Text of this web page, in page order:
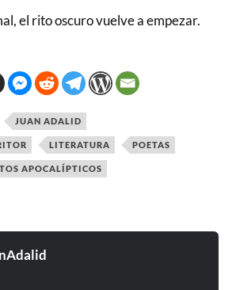
el rito oscuro vuelve a empezar.
JUAN ADALID
LITERATURA POETAS
APOCALÍPTICOS